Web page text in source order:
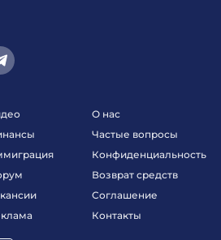
О нас
Частые вопросы
Конфиденциальность
Возврат средств
Соглашение
Контакты